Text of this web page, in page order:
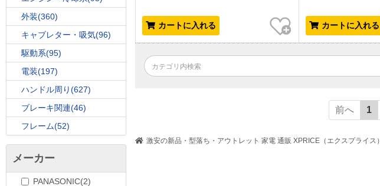
激安の新品・型落ち・アウトレット 家電 通販 XPRICE（エクスプライス）
カートに入れる
お気に入り
カートに入れる
前へ 1
外装(360)
キャブレター・吸気(96)
駆動系(95)
電装(197)
ハンドル周り(627)
ブレーキ関連(46)
フレーム(52)
メーカー
PANASONIC(2)